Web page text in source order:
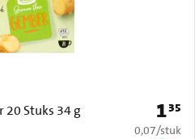
20 Stuks 34 g Prijs:
135
€ 0,07 per
0,07/stuk